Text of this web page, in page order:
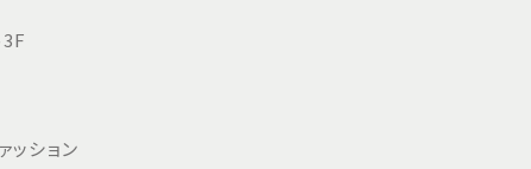
ッション